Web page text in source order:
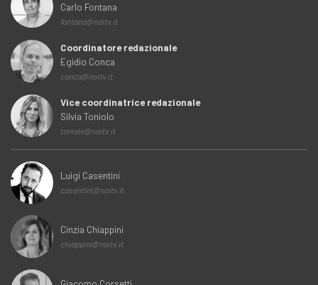
Carlo Fontana
fontana@noitv.it
Coordinatore redazionale
Egidio Conca
conca@noitv.it
Vice coordinatrice redazionale
Silvia Toniolo
toniolo@noitv.it
Luigi Casentini
casentini@noitv.it
Cinzia Chiappini
chiappini@noitv.it